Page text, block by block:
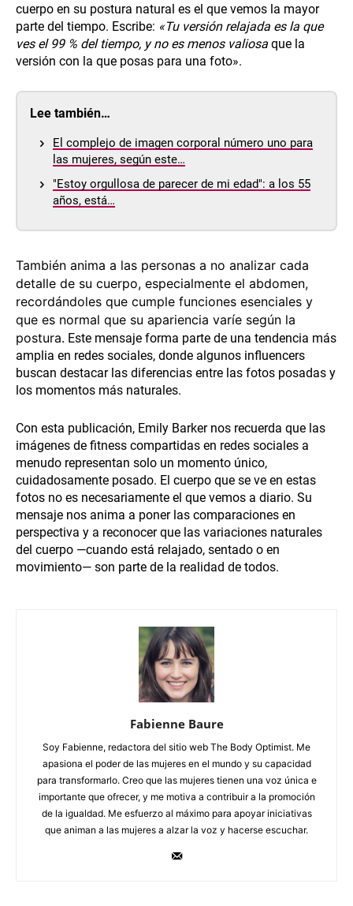
cuerpo en su postura natural es el que vemos la mayor
parte del tiempo. Escribe: «Tu versión relajada es la que
ves el 99 % del tiempo, y no es menos valiosa que la
versión con la que posas para una foto».
Lee también…
El complejo de imagen corporal número uno para
las mujeres, según este…
"Estoy orgullosa de parecer de mi edad": a los 55
años, está…
También anima a las personas a no analizar cada
detalle de su cuerpo, especialmente el abdomen,
recordándoles que cumple funciones esenciales y
que es normal que su apariencia varíe según la
postura. Este mensaje forma parte de una tendencia más
amplia en redes sociales, donde algunos influencers
buscan destacar las diferencias entre las fotos posadas y
los momentos más naturales.
Con esta publicación, Emily Barker nos recuerda que las
imágenes de fitness compartidas en redes sociales a
menudo representan solo un momento único,
cuidadosamente posado. El cuerpo que se ve en estas
fotos no es necesariamente el que vemos a diario. Su
mensaje nos anima a poner las comparaciones en
perspectiva y a reconocer que las variaciones naturales
del cuerpo —cuando está relajado, sentado o en
movimiento— son parte de la realidad de todos.
Fabienne Baure
Soy Fabienne, redactora del sitio web The Body Optimist. Me
apasiona el poder de las mujeres en el mundo y su capacidad
para transformarlo. Creo que las mujeres tienen una voz única e
importante que ofrecer, y me motiva a contribuir a la promoción
de la igualdad. Me esfuerzo al máximo para apoyar iniciativas
que animan a las mujeres a alzar la voz y hacerse escuchar.